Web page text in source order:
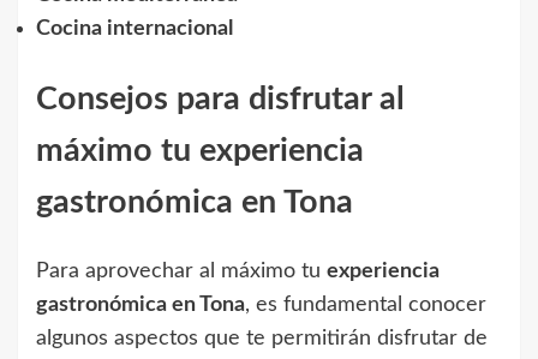
Cocina internacional
Consejos para disfrutar al
máximo tu experiencia
gastronómica en Tona
Para aprovechar al máximo tu experiencia
gastronómica en Tona, es fundamental conocer
algunos aspectos que te permitirán disfrutar de